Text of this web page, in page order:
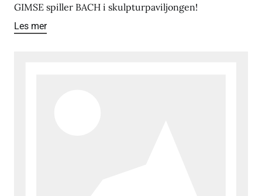
GIMSE spiller BACH i skulpturpaviljongen!
Les mer